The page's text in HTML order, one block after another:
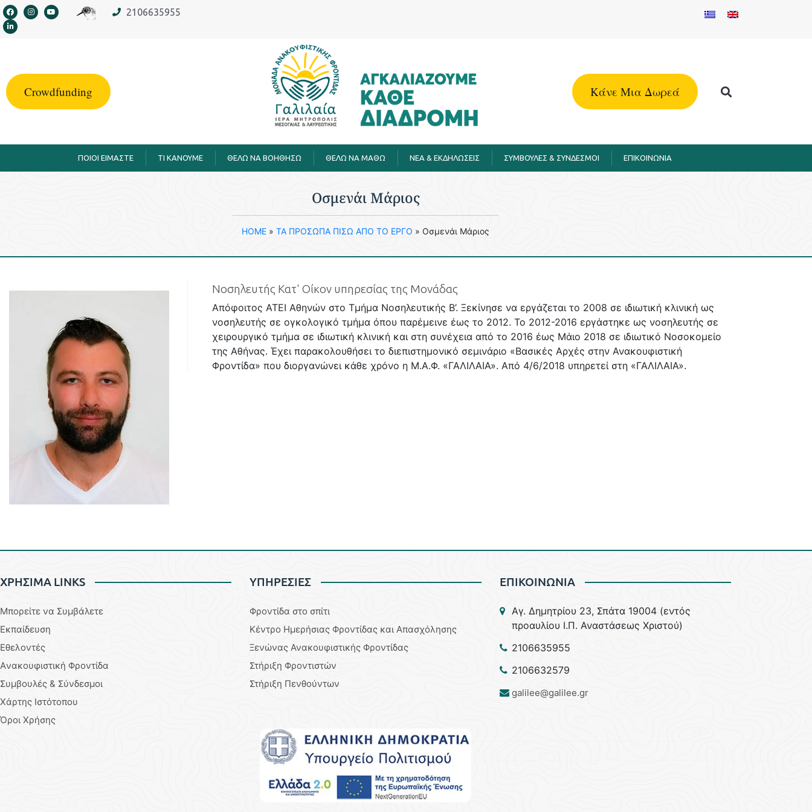
περιεχόμενο
2106635955
Crowdfunding Kάνε Μια Δωρεά
ΠΟΙΟΙ ΕΙΜΑΣΤΕ TI KANOYME ΘΕΛΩ ΝΑ ΒΟΗΘΗΣΩ ΘΕΛΩ ΝΑ ΜΑΘΩ ΝΕΑ & ΕΚΔΗΛΩΣΕΙΣ ΣΥΜΒΟΥΛΕΣ & ΣΥΝΔΕΣΜΟΙ EΠΙΚΟΙΝΩΝΙΑ
Οσμενάι Μάριος
HOME » ΤΑ ΠΡΟΣΩΠΑ ΠΙΣΩ ΑΠΟ ΤΟ ΕΡΓΟ » Οσμενάι Μάριος
Νοσηλευτής Κατ' Οίκον υπηρεσίας της Μονάδας
Απόφοιτος ΑΤΕΙ Αθηνών στο Τμήμα Νοσηλευτικής Β’. Ξεκίνησε να εργάζεται το 2008 σε ιδιωτική κλινική ως
νοσηλευτής σε ογκολογικό τμήμα όπου παρέμεινε έως το 2012. Το 2012-2016 εργάστηκε ως νοσηλευτής σε
χειρουργικό τμήμα σε ιδιωτική κλινική και στη συνέχεια από το 2016 έως Μάιο 2018 σε ιδιωτικό Νοσοκομείο
της Αθήνας. Έχει παρακολουθήσει το διεπιστημονικό σεμινάριο «Βασικές Αρχές στην Ανακουφιστική
Φροντίδα» που διοργανώνει κάθε χρόνο η Μ.Α.Φ. «ΓΑΛΙΛΑΙΑ». Από 4/6/2018 υπηρετεί στη «ΓΑΛΙΛΑΙΑ».
ΧΡΗΣΙΜΑ LINKS
Μπορείτε να Συμβάλετε
Εκπαίδευση
Εθελοντές
Aνακουφιστική Φροντίδα
Συμβουλές & Σύνδεσμοι
Χάρτης Ιστότοπου
Όροι Χρήσης
YΠΗΡΕΣΙΕΣ
Φροντίδα στο σπίτι
Κέντρο Ημερήσιας Φροντίδας και Απασχόλησης
Ξενώνας Ανακουφιστικής Φροντίδας
Στήριξη Φροντιστών
Στήριξη Πενθούντων
ΕΠΙΚΟΙΝΩΝΙΑ
Aγ. Δημητρίου 23, Σπάτα 19004 (εντός
προαυλίου Ι.Π. Αναστάσεως Χριστού)
2106635955
2106632579
galilee@galilee.gr